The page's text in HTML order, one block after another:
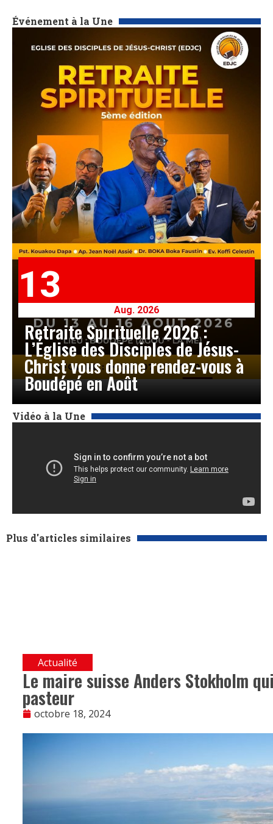
Événement à la Une
13
Aug. 2026
Retraite Spirituelle 2026 :
L’Église des Disciples de Jésus-
Christ vous donne rendez-vous à
Boudépé en Août
Vidéo à la Une
Plus d'articles similaires
Actualité
Le maire suisse Anders Stokholm
pasteur
octobre 18, 2024